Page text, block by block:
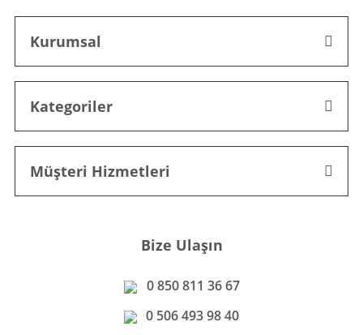
Kurumsal
Kategoriler
Müşteri Hizmetleri
Bize Ulaşın
0 850 811 36 67
0 506 493 98 40